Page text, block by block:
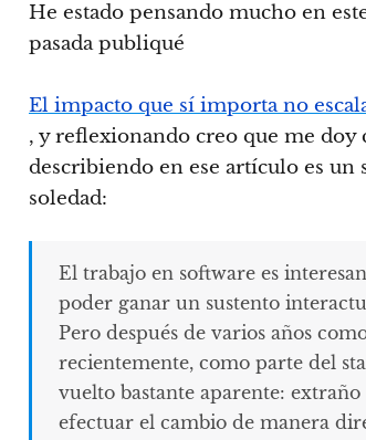
He estado pensando mucho en
pasada publiqué
El impacto que sí importa no
, y reflexionando creo que me doy
describiendo en ese artículo es
soledad:
El trabajo en software es
poder ganar un sustento
Pero después de varios años
recientemente, como parte del
vuelto bastante aparente:
efectuar el cambio de manera